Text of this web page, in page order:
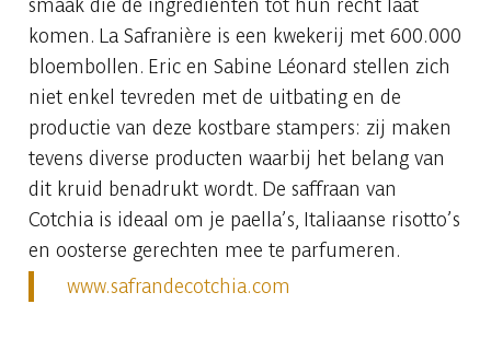
smaak die de ingrediënten tot hun recht laat
komen. La Safranière is een kwekerij met 600.000
bloembollen. Eric en Sabine Léonard stellen zich
niet enkel tevreden met de uitbating en de
productie van deze kostbare stampers: zij maken
tevens diverse producten waarbij het belang van
dit kruid benadrukt wordt. De saffraan van
Cotchia is ideaal om je paella’s, Italiaanse risotto’s
en oosterse gerechten mee te parfumeren.
www.safrandecotchia.com